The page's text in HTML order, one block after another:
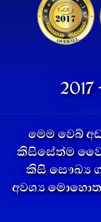
2017
මෙම වෙබ්
කිසිසේත්ම
කිසි සෞඛ්‍ය
අවශ්‍ය